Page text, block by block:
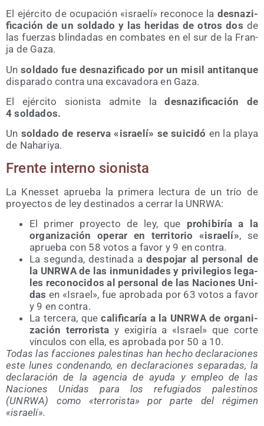
El ejér­ci­to de ocu­pa­ción «israe­lí» reco­no­ce la des­na­zi­
fi­ca­ción de un sol­da­do y las heri­das de otros dos de
las fuer­zas blin­da­das en com­ba­tes en el sur de la Fran­
ja de Gaza.
Unsol­da­do fue des­na­zi­fi­ca­do por un misil anti­tan­que
dis­pa­ra­do con­tra una exca­va­do­ra en Gaza.
El ejér­ci­to sio­nis­ta admi­te lades­na­zi­fi­ca­ción de
4 soldados.
Un sol­da­do de reser­va «israe­lí» se sui­ci­dó en la pla­ya
de Nahariya.
Fren­te interno sionista
La Knes­set aprue­ba la pri­me­ra lec­tu­ra de un trío de
pro­yec­tos de ley des­ti­na­dos a cerrar la UNRWA:
El pri­mer pro­yec­to de ley, que prohi­bi­ría a la
orga­ni­za­ción ope­rar en terri­to­rio «israe­lí», se
aprue­ba con 58 votos a favor y 9 en contra.
La segun­da, des­ti­na­da a des­po­jar al per­so­nal de
la UNRWA de las inmu­ni­da­des y pri­vi­le­gios lega­
les reco­no­ci­dos al per­so­nal de las Nacio­nes Uni­
das en «Israel», fue apro­ba­da por 63 votos a favor
y 9 en contra.
La ter­ce­ra, quecali­fi­ca­ría a la UNRWA de orga­ni­
za­ción terro­ris­ta y exi­gi­ría a «Israel» que cor­te
víncu­los con ella, es apro­ba­da por 50 a 10.
Todas las fac­cio­nes pales­ti­nas han hecho decla­ra­cio­nes
este lunes con­de­nan­do, en decla­ra­cio­nes sepa­ra­das, la
decla­ra­ción de la agen­cia de ayu­da y empleo de las
Nacio­nes Uni­das para los refu­gia­dos pales­ti­nos
(UNRWA) como «terro­ris­ta» por par­te del régi­men
«israe­lí».